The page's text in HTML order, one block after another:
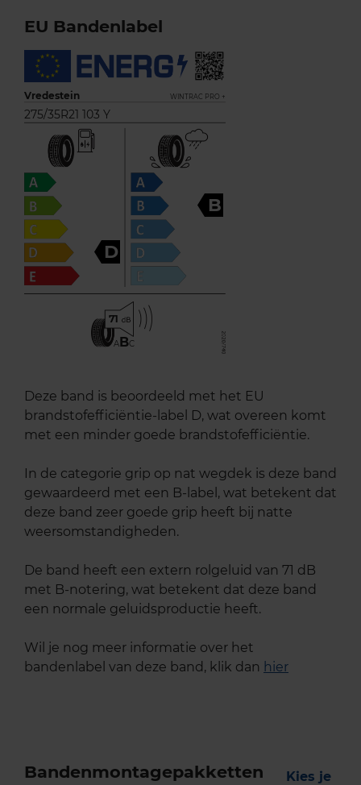
EU Bandenlabel
Vredestein WINTRAC PRO +
275/35R21 103 Y
D
B
71
ABC
Deze band is beoordeeld met het EU
brandstofefficiëntie-label D, wat overeen komt
met een minder goede brandstofefficiëntie.
In de categorie grip op nat wegdek is deze band
gewaardeerd met een B-label, wat betekent dat
deze band zeer goede grip heeft bij natte
weersomstandigheden.
De band heeft een extern rolgeluid van 71 dB
met B-notering, wat betekent dat deze band
een normale geluidsproductie heeft.
Wil je nog meer informatie over het
bandenlabel van deze band, klik dan hier
Bandenmontagepakketten
Kies je